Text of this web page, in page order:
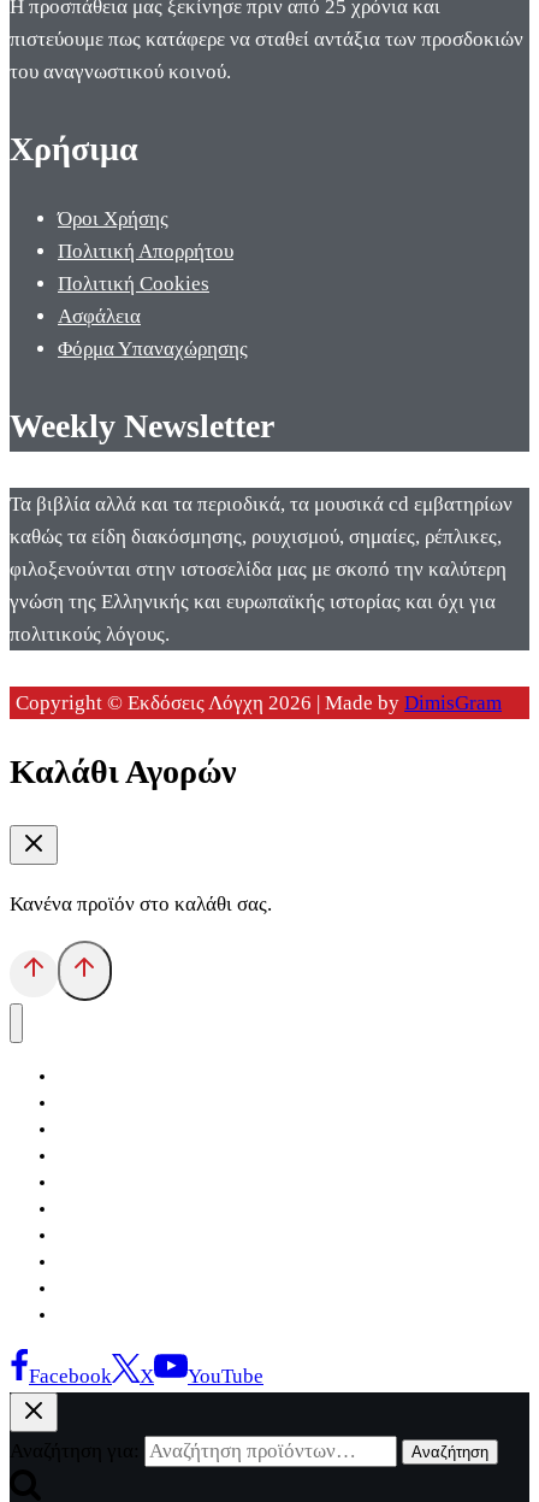
Η προσπάθεια μας ξεκίνησε πριν από 25 χρόνια και
πιστεύουμε πως κατάφερε να σταθεί αντάξια των προσδοκιών
του αναγνωστικού κοινού.
Χρήσιμα
Όροι Χρήσης
Πολιτική Απορρήτου
Πολιτική Cookies
Ασφάλεια
Φόρμα Υπαναχώρησης
Weekly Newsletter
Τα βιβλία αλλά και τα περιοδικά, τα μουσικά cd εμβατηρίων
καθώς τα είδη διακόσμησης, ρουχισμού, σημαίες, ρέπλικες,
φιλοξενούνται στην ιστοσελίδα μας με σκοπό την καλύτερη
γνώση της Ελληνικής και ευρωπαϊκής ιστορίας και όχι για
πολιτικούς λόγους.
Copyright © Εκδόσεις Λόγχη 2026 | Made by DimisGram
Καλάθι Αγορών
Κανένα προϊόν στο καλάθι σας.
Facebook X YouTube
Αναζήτηση